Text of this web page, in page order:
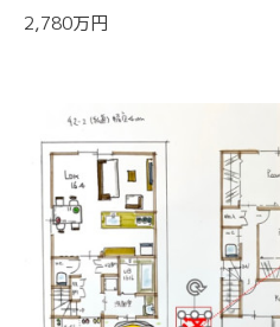
2,780万円